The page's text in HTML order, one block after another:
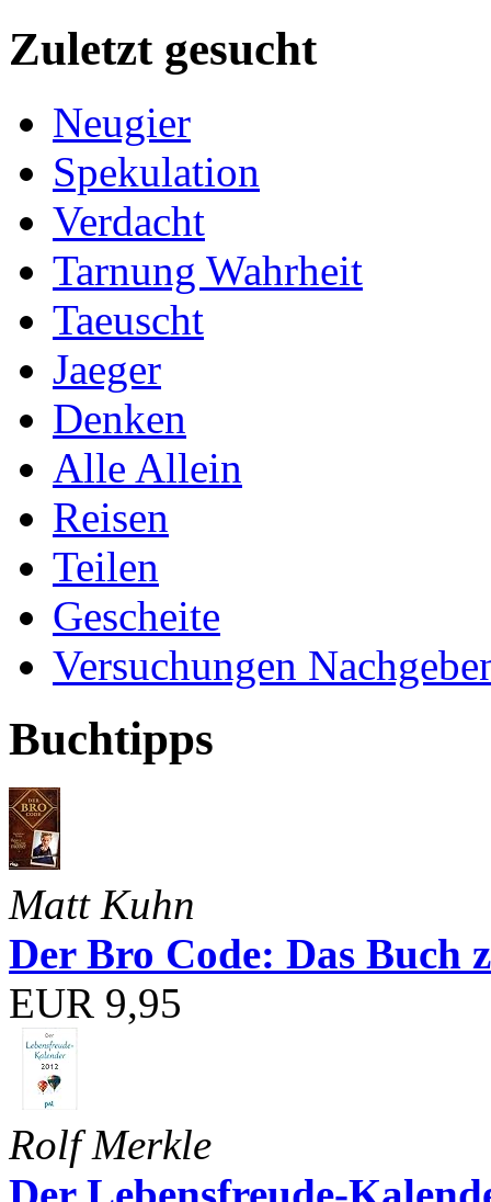
Zuletzt gesucht
Neugier
Spekulation
Verdacht
Tarnung Wahrheit
Taeuscht
Jaeger
Denken
Alle Allein
Reisen
Teilen
Gescheite
Versuchungen
Buchtipps
Matt Kuhn
Der Bro Code: Das Buch
EUR 9,95
Rolf Merkle